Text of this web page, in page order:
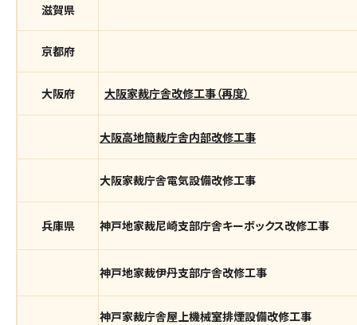
滋賀県
京都府
大阪府 大阪家裁庁舎改修工事（再度）
大阪高地簡裁庁舎内部改修工事
大阪家裁庁舎電気設備改修工事
兵庫県 神戸地家裁尼崎支部庁舎キーボックス改修工事
神戸地家裁伊丹支部庁舎改修工事
神戸家裁庁舎屋上機械室排煙設備改修工事